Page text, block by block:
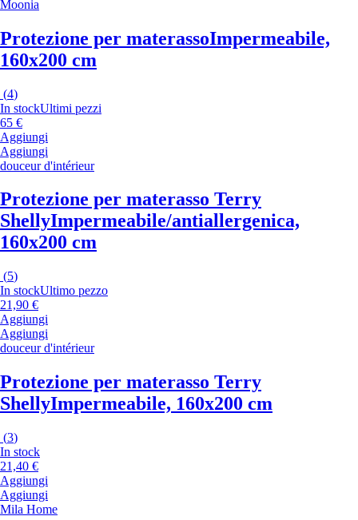
Moonia
Protezione per materassoImpermeabile,
160x200 cm
(4)
In stockUltimi pezzi
65 €
Aggiungi
Aggiungi
douceur d'intérieur
Protezione per materasso Terry
ShellyImpermeabile/antiallergenica,
160x200 cm
(5)
In stockUltimo pezzo
21,90 €
Aggiungi
Aggiungi
douceur d'intérieur
Protezione per materasso Terry
ShellyImpermeabile, 160x200 cm
(3)
In stock
21,40 €
Aggiungi
Aggiungi
Mila Home